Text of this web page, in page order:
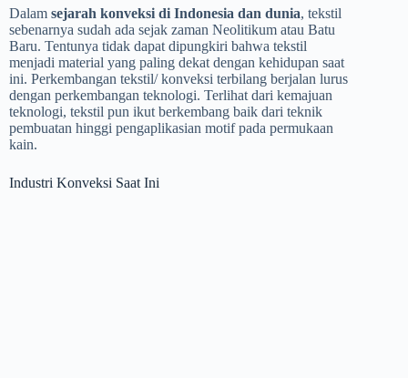
Dalam sejarah konveksi di Indonesia dan dunia, tekstil
sebenarnya sudah ada sejak zaman Neolitikum atau Batu
Baru. Tentunya tidak dapat dipungkiri bahwa tekstil
menjadi material yang paling dekat dengan kehidupan saat
ini. Perkembangan tekstil/ konveksi terbilang berjalan lurus
dengan perkembangan teknologi. Terlihat dari kemajuan
teknologi, tekstil pun ikut berkembang baik dari teknik
pembuatan hinggi pengaplikasian motif pada permukaan
kain.
Industri Konveksi Saat Ini